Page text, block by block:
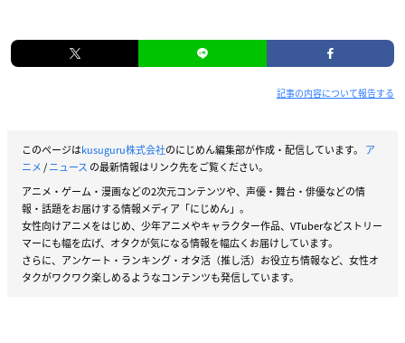
記事の内容について報告する
このページはkusuguru株式会社のにじめん編集部が作成・配信しています。 ア
ニメ/ニュース の最新情報はリンク先をご覧ください。
アニメ・ゲーム・漫画などの2次元コンテンツや、声優・舞台・俳優などの情
報・話題をお届けする情報メディア「にじめん」。
女性向けアニメをはじめ、少年アニメやキャラクター作品、VTuberなどストリー
マーにも幅を広げ、オタクが気になる情報を幅広くお届けしています。
さらに、アンケート・ランキング・オタ活（推し活）お役立ち情報など、女性オ
タクがワクワク楽しめるようなコンテンツも発信しています。